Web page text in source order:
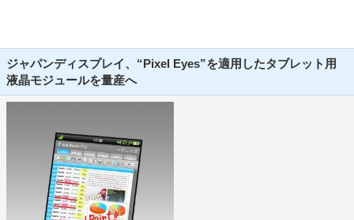
ジャパンディスプレイ、“Pixel Eyes”を適用したタブレット用
液晶モジュールを量産へ